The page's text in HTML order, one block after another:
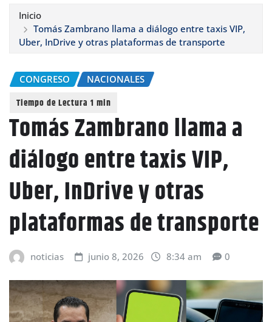
Inicio
Tomás Zambrano llama a diálogo entre taxis VIP,
Uber, InDrive y otras plataformas de transporte
CONGRESO NACIONALES
Tomás Zambrano llama a
diálogo entre taxis VIP,
Uber, InDrive y otras
plataformas de transporte
noticias junio 8, 2026 8:34 am 0